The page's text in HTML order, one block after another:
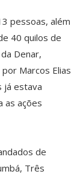
pessoas, além
40 quilos de
Denar,
Marcos Elias
já estava
as ações
de
Três